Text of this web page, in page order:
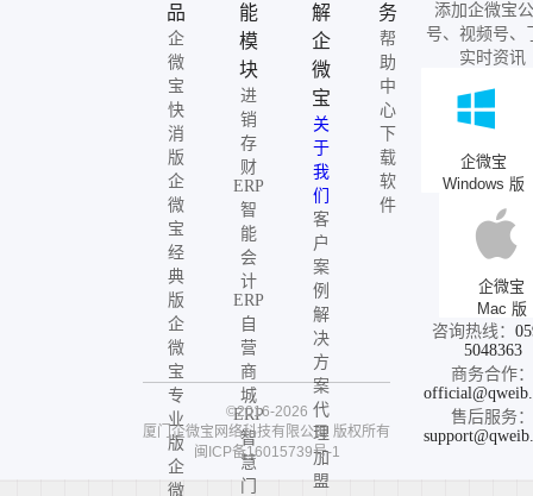
品
企
微
宝
快
消
版
企
微
宝
经
典
版
企
微
宝
专
业
版
企
微
能
模
块
进
销
存
财
ERP
智
能
会
计
ERP
自
营
商
城
ERP
智
慧
门
解
企
微
宝
关
于
我
们
客
户
案
例
解
决
方
案
代
理
加
盟
务
帮
助
中
心
下
载
软
件
添加企微宝
号、视频号、
实时资讯
企微宝
Windows 版
企微宝
Mac 版
咨询热线：
5048363
商务合作：
售后服务：
©2016-2026
厦门企微宝网络科技有限公司 版权所有
闽ICP备16015739号-1